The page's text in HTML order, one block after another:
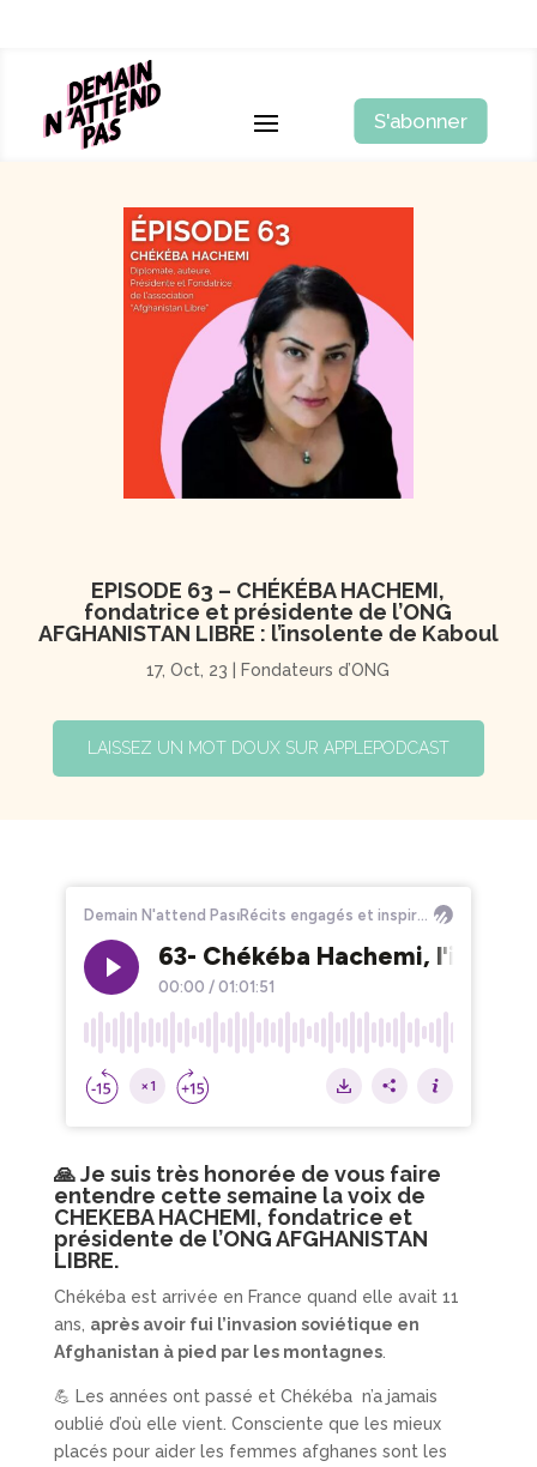
S'abonner
EPISODE 63 – CHÉKÉBA HACHEMI,
fondatrice et présidente de l’ONG
AFGHANISTAN LIBRE : l’insolente de Kaboul
17, Oct, 23 Fondateurs d’ONG
LAISSEZ UN MOT DOUX SUR APPLEPODCAST
🙏 Je suis très honorée de vous faire
entendre cette semaine la voix de
CHEKEBA HACHEMI, fondatrice et
présidente de l’ONG AFGHANISTAN
LIBRE.
Chékéba est arrivée en France quand elle avait 11
ans, après avoir fui l’invasion soviétique en
Afghanistan à pied par les montagnes.
💪 Les années ont passé et Chékéba n’a jamais
oublié d’où elle vient. Consciente que les mieux
placés pour aider les femmes afghanes sont les